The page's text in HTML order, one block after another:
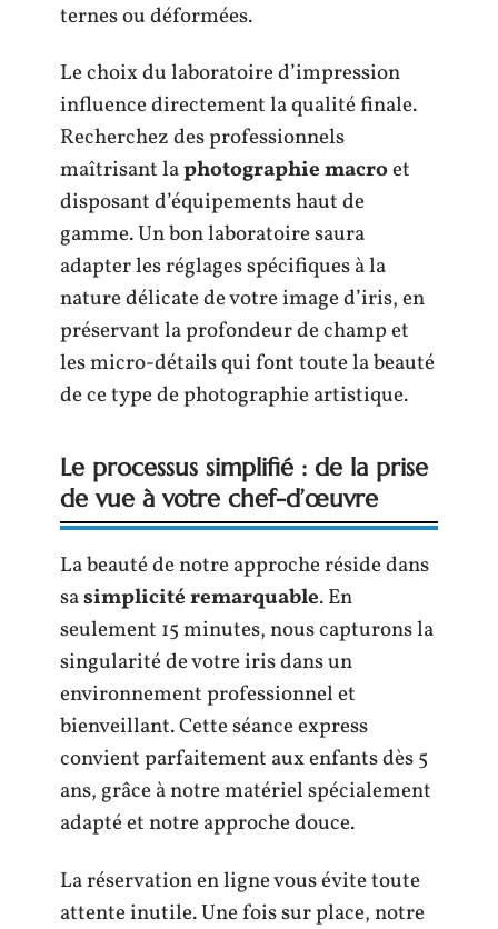
ternes ou déformées.
Le choix du laboratoire d’impression
influence directement la qualité finale.
Recherchez des professionnels
maîtrisant laphotographie macroet
disposant d’équipements haut de
gamme. Un bon laboratoire saura
adapter les réglages spécifiques à la
nature délicate de votre image d’iris, en
préservant la profondeur de champ et
les micro-détails qui font toute la beauté
de ce type de photographie artistique.
Le processus simplifié : de la prise
de vue à votre chef-d’œuvre
La beauté de notre approche réside dans
sasimplicité remarquable. En
seulement 15 minutes, nous capturons la
singularité de votre iris dans un
environnement professionnel et
bienveillant. Cette séance express
convient parfaitement aux enfants dès 5
ans, grâce à notre matériel spécialement
adapté et notre approche douce.
La réservation en ligne vous évite toute
attente inutile. Une fois sur place, notre